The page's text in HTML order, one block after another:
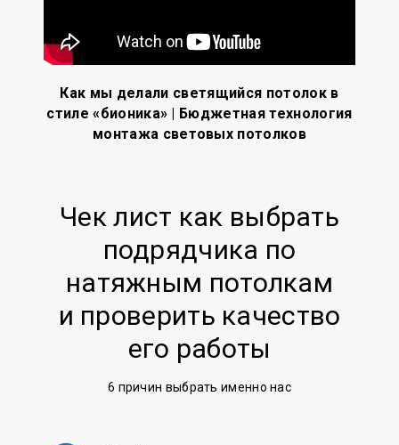
Как мы делали светящийся потолок в
стиле «бионика» | Бюджетная технология
монтажа световых потолков
Чек лист как выбрать
подрядчика по
натяжным потолкам
и проверить качество
его работы
6 причин выбрать именно нас